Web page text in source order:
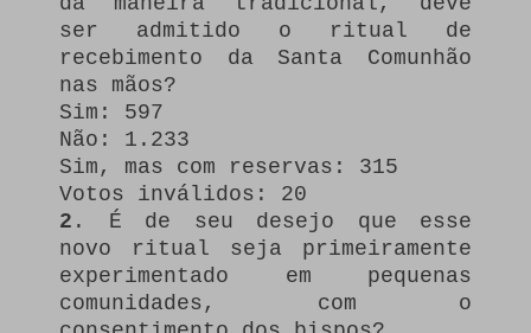
ser admitido o ritual de
recebimento da Santa Comunhão
nas mãos?
Sim: 597
Não: 1.233
Sim, mas com reservas: 315
Votos inválidos: 20
2 . É de seu desejo que esse
novo ritual seja primeiramente
experimentado em pequenas
comunidades, com o